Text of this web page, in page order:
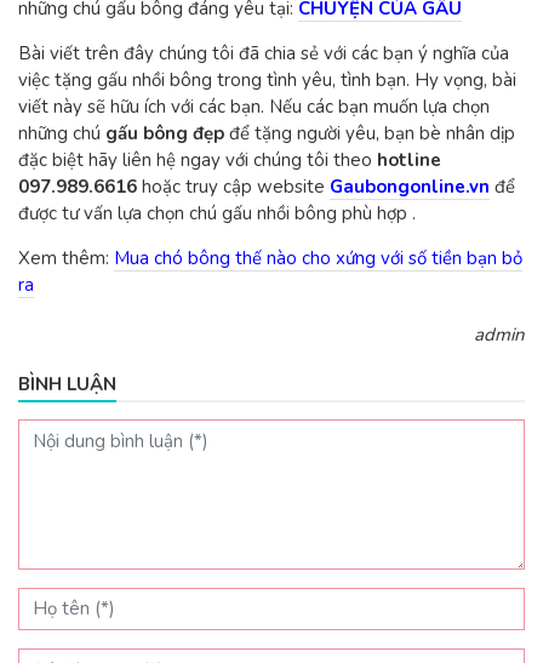
những chú gấu bông đáng yêu tại: CHUYỆN CỦA GẤU
Bài viết trên đây chúng tôi đã chia sẻ với các bạn ý nghĩa của
việc tặng gấu nhồi bông trong tình yêu, tình bạn. Hy vọng, bài
viết này sẽ hữu ích với các bạn. Nếu các bạn muốn lựa chọn
những chú gấu bông đẹp để tặng người yêu, bạn bè nhân dịp
đặc biệt hãy liên hệ ngay với chúng tôi theo hotline
097.989.6616 hoặc truy cập website Gaubongonline.vn để
được tư vấn lựa chọn chú gấu nhồi bông phù hợp .
Xem thêm: Mua chó bông thế nào cho xứng với số tiền bạn bỏ
ra
admin
BÌNH LUẬN